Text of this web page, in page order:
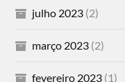
julho 2023 (2)
março 2023 (2)
fevereiro 2023 (1)